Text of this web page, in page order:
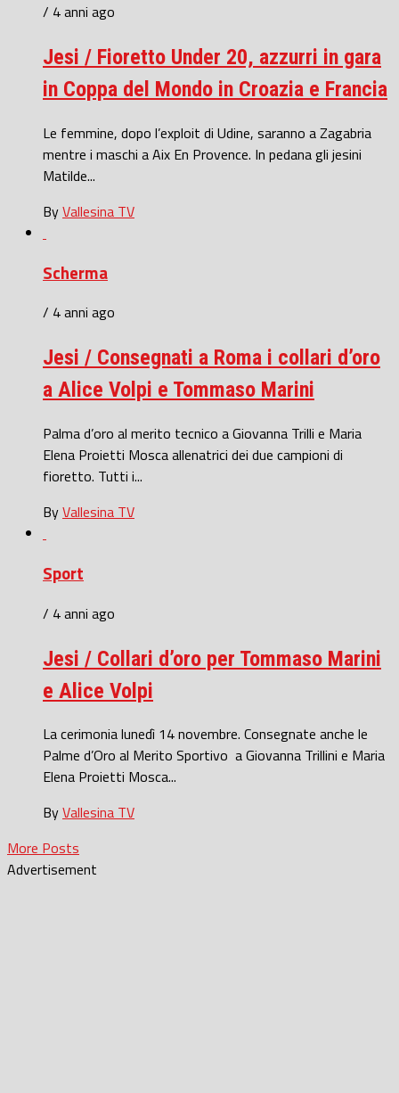
/ 4 anni ago
Jesi / Fioretto Under 20, azzurri in gara
in Coppa del Mondo in Croazia e Francia
Le femmine, dopo l’exploit di Udine, saranno a Zagabria
mentre i maschi a Aix En Provence. In pedana gli jesini
Matilde...
ByVallesina TV
Scherma
/ 4 anni ago
Jesi / Consegnati a Roma i collari d’oro
a Alice Volpi e Tommaso Marini
Palma d’oro al merito tecnico a Giovanna Trilli e Maria
Elena Proietti Mosca allenatrici dei due campioni di
fioretto. Tutti i...
ByVallesina TV
Sport
/ 4 anni ago
Jesi / Collari d’oro per Tommaso Marini
e Alice Volpi
La cerimonia lunedì 14 novembre. Consegnate anche le
Palme d’Oro al Merito Sportivo a Giovanna Trillini e Maria
Elena Proietti Mosca...
ByVallesina TV
More Posts
Advertisement